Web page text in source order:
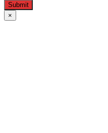
Submit
×